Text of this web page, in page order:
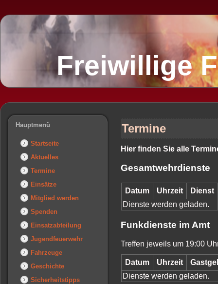
Freiwillige
Hauptmenü
Startseite
Aktuelles
Termine
Einsätze
Mitglied werden
Spenden
Einsatzabteilung
Jugendfeuerwehr
Fahrzeuge
Geschichte
Sicherheitstipps
Termine
Hier finden Sie alle
Gesamtwehrdienste
Datum Uhrzeit
Dienst
Dienste werden geladen.
Funkdienste im Amt
Treffen jeweils um 19:00
Datum Uhrzeit
Dienste werden geladen.